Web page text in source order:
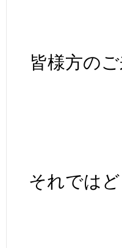
皆様方の
それでは